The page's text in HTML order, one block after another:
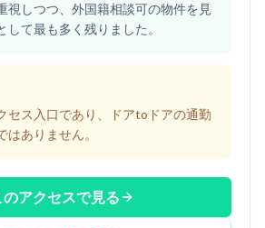
視しつつ、外国籍相談可の物件を見
して最も多く残りました。
セス入口であり、ドアtoドアの通勤
ありません。
のアクセスで見る